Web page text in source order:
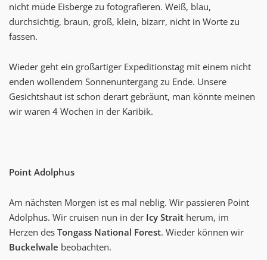
nicht müde Eisberge zu fotografieren. Weiß, blau,
durchsichtig, braun, groß, klein, bizarr, nicht in Worte zu
fassen.
Wieder geht ein großartiger Expeditionstag mit einem nicht
enden wollendem Sonnenuntergang zu Ende. Unsere
Gesichtshaut ist schon derart gebräunt, man könnte meinen
wir waren 4 Wochen in der Karibik.
Point Adolphus
Am nächsten Morgen ist es mal neblig. Wir passieren Point
Adolphus. Wir cruisen nun in der Icy Strait herum, im
Herzen des Tongass National Forest. Wieder können wir
Buckelwale beobachten.